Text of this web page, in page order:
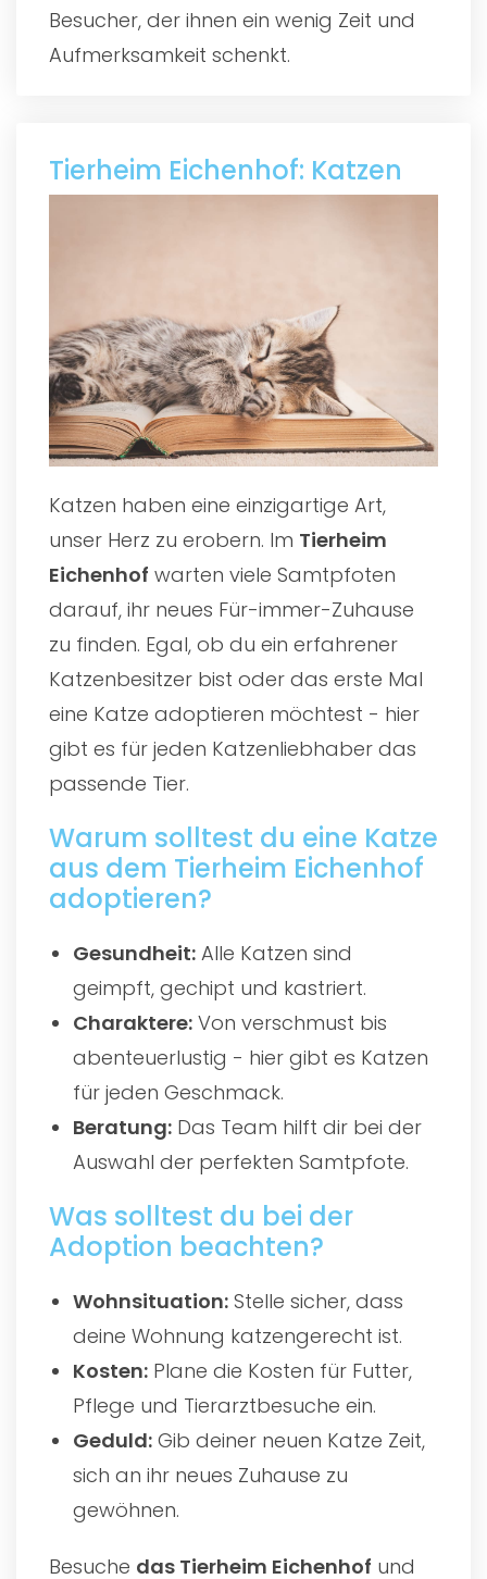
Besucher, der ihnen ein wenig Zeit und
Aufmerksamkeit schenkt.
Tierheim Eichenhof: Katzen
Katzen haben eine einzigartige Art,
unser Herz zu erobern. Im Tierheim
Eichenhof warten viele Samtpfoten
darauf, ihr neues Für-immer-Zuhause
zu finden. Egal, ob du ein erfahrener
Katzenbesitzer bist oder das erste Mal
eine Katze adoptieren möchtest - hier
gibt es für jeden Katzenliebhaber das
passende Tier.
Warum solltest du eine Katze
aus dem Tierheim Eichenhof
adoptieren?
Gesundheit: Alle Katzen sind
geimpft, gechipt und kastriert.
Charaktere: Von verschmust bis
abenteuerlustig - hier gibt es Katzen
für jeden Geschmack.
Beratung: Das Team hilft dir bei der
Auswahl der perfekten Samtpfote.
Was solltest du bei der
Adoption beachten?
Wohnsituation: Stelle sicher, dass
deine Wohnung katzengerecht ist.
Kosten: Plane die Kosten für Futter,
Pflege und Tierarztbesuche ein.
Geduld: Gib deiner neuen Katze Zeit,
sich an ihr neues Zuhause zu
gewöhnen.
Besuche das Tierheim Eichenhof und